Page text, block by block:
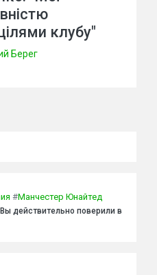
клубу"
Берег
#Манчестер Юнайтед
действительно поверили в